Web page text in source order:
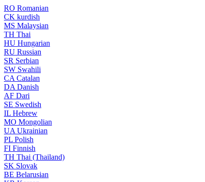
RO Romanian
CK kurdish
MS Malaysian
TH Thai
HU Hungarian
RU Russian
SR Serbian
SW Swahili
CA Catalan
DA Danish
AF Dari
SE Swedish
IL Hebrew
MO Mongolian
UA Ukrainian
PL Polish
FI Finnish
TH Thai (Thailand)
SK Slovak
BE Belarusian